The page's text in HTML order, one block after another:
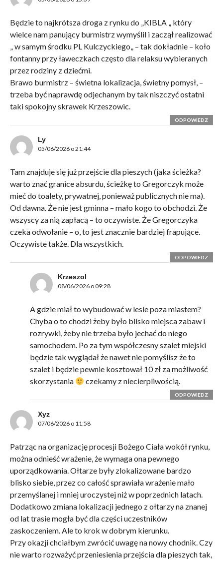
Będzie to najkrótsza droga z rynku do „KIBLA „ który
wielce nam panujący burmistrz wymyślil i zaczął realizować
„ w samym środku PL Kulczyckiego„ – tak dokładnie – koło
fontanny przy ławeczkach często dla relaksu wybieranych
przez rodziny z dziećmi.
Brawo burmistrz – świetna lokalizacja, świetny pomysł, –
trzeba być naprawdę odjechanym by tak niszczyć ostatni
taki spokojny skrawek Krzeszowic.
ODPOWIEDZ
Ly
05/06/2026 o 21:44
Tam znajduje się już przejście dla pieszych (jaka ścieżka?
warto znać granice absurdu, ścieżkę to Gregorczyk może
mieć do toalety, prywatnej, ponieważ publicznych nie ma).
Od dawna. Że nie jest gminna – mało kogo to obchodzi. Że
wszyscy za nią zapłacą – to oczywiste. Że Gregorczyka
czeka odwołanie – o, to jest znacznie bardziej frapujące.
Oczywiste także. Dla wszystkich.
ODPOWIEDZ
Krzeszol
08/06/2026 o 09:28
A gdzie miał to wybudować w lesie poza miastem?
Chyba o to chodzi żeby było blisko miejsca zabaw i
rozrywki, żeby nie trzeba było jechać do niego
samochodem. Po za tym współczesny szalet miejski
będzie tak wyglądał że nawet nie pomyślisz że to
szalet i będzie pewnie kosztował 10 zł za możliwość
skorzystania
czekamy z niecierpliwością.
ODPOWIEDZ
Xyz
07/06/2026 o 11:58
Patrząc na organizację procesji Bożego Ciała wokół rynku,
można odnieść wrażenie, że wymaga ona pewnego
uporządkowania. Ołtarze były zlokalizowane bardzo
blisko siebie, przez co całość sprawiała wrażenie mało
przemyślanej i mniej uroczystej niż w poprzednich latach.
Dodatkowo zmiana lokalizacji jednego z ołtarzy na znanej
od lat trasie mogła być dla części uczestników
zaskoczeniem. Ale to krok w dobrym kierunku.
Przy okazji chciałbym zwrócić uwagę na nowy chodnik. Czy
nie warto rozważyć przeniesienia przejścia dla pieszych tak,